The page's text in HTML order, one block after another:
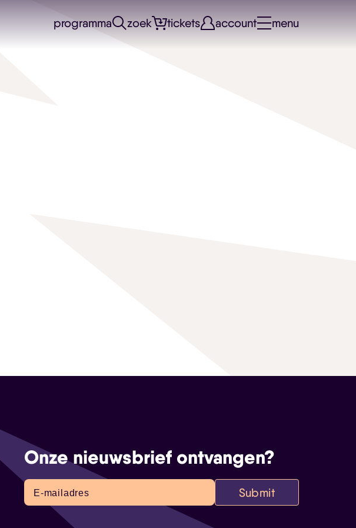
programma zoek tickets account menu
Onze nieuwsbrief ontvangen?